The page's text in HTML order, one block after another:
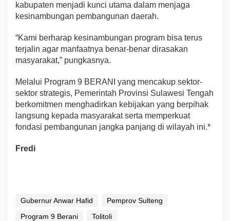
kabupaten menjadi kunci utama dalam menjaga
kesinambungan pembangunan daerah.
“Kami berharap kesinambungan program bisa terus
terjalin agar manfaatnya benar-benar dirasakan
masyarakat,” pungkasnya.
Melalui Program 9 BERANI yang mencakup sektor-
sektor strategis, Pemerintah Provinsi Sulawesi Tengah
berkomitmen menghadirkan kebijakan yang berpihak
langsung kepada masyarakat serta memperkuat
fondasi pembangunan jangka panjang di wilayah ini.*
Fredi
Gubernur Anwar Hafid
Pemprov Sulteng
Program 9 Berani
Tolitoli